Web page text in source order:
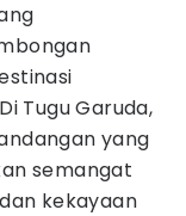
Tugu Garuda,
yang
semangat
kekayaan